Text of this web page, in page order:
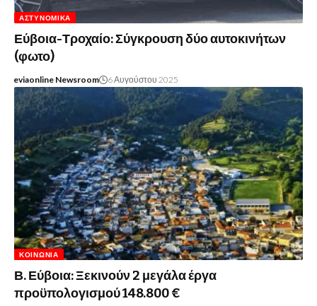
ΑΣΤΥΝΟΜΙΚΆ
Εύβοια-Τροχαίο: Σύγκρουση δύο αυτοκινήτων
(φωτο)
eviaonline Newsroom 6 Αυγούστου 2025
ΚΟΙΝΩΝΊΑ
Β. Εύβοια: Ξεκινούν 2 μεγάλα έργα
προϋπολογισμού 148.800 €